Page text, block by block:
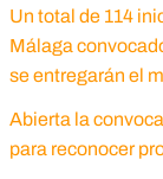
Un total de 114
Málaga
se entregarán el
Abierta la
para reconocer